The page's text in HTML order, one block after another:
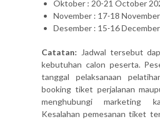
Oktober : 20-21 October
November : 17-18
Desember : 15-16
Catatan: Jadwal tersebut
kebutuhan calon peserta.
tanggal pelaksanaan
booking tiket perjalanan
menghubungi marketing
Kesalahan pemesanan tiket